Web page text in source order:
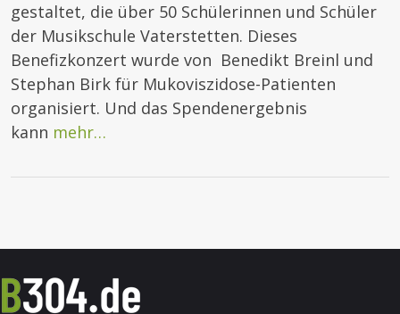
gestaltet, die über 50 Schülerinnen und Schüler
der Musikschule Vaterstetten. Dieses
Benefizkonzert wurde von Benedikt Breinl und
Stephan Birk für Mukoviszidose-Patienten
organisiert. Und das Spendenergebnis
kann mehr…